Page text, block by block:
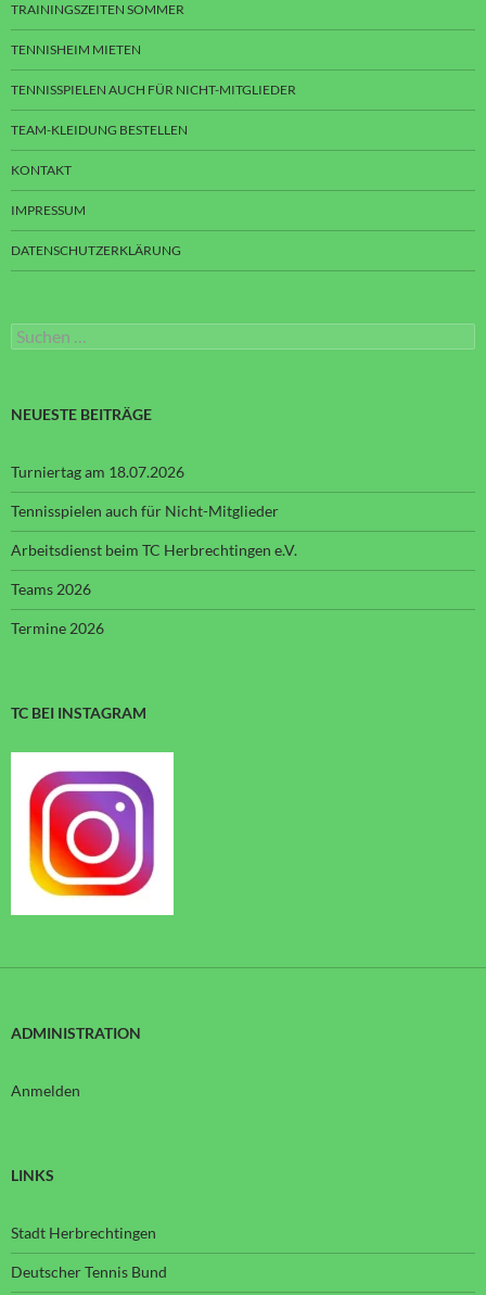
TRAININGSZEITEN SOMMER
TENNISHEIM MIETEN
TENNISSPIELEN AUCH FÜR NICHT-MITGLIEDER
TEAM-KLEIDUNG BESTELLEN
KONTAKT
IMPRESSUM
DATENSCHUTZERKLÄRUNG
Suchen
nach:
NEUESTE BEITRÄGE
Turniertag am 18.07.2026
Tennisspielen auch für Nicht-Mitglieder
Arbeitsdienst beim TC Herbrechtingen e.V.
Teams 2026
Termine 2026
TC BEI INSTAGRAM
ADMINISTRATION
Anmelden
LINKS
Stadt Herbrechtingen
Deutscher Tennis Bund